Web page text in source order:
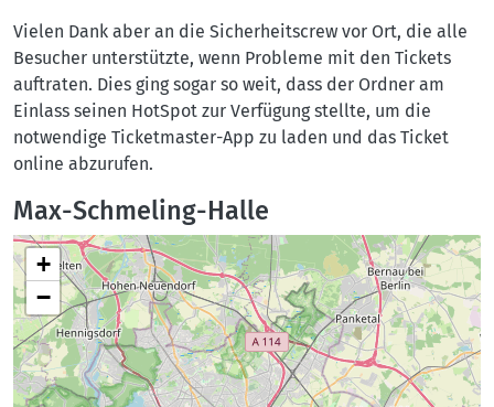
Vielen Dank aber an die Sicherheitscrew vor Ort, die alle
Besucher unterstützte, wenn Probleme mit den Tickets
auftraten. Dies ging sogar so weit, dass der Ordner am
Einlass seinen HotSpot zur Verfügung stellte, um die
notwendige Ticketmaster-App zu laden und das Ticket
online abzurufen.
Max-Schmeling-Halle
+
−